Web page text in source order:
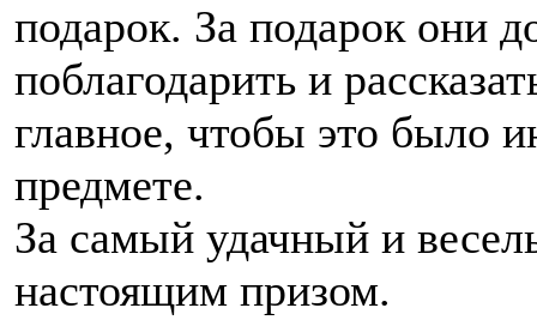
подарок. За подарок они
поблагодарить и
главное, чтобы это было
предмете.
За самый удачный и
настоящим призом.